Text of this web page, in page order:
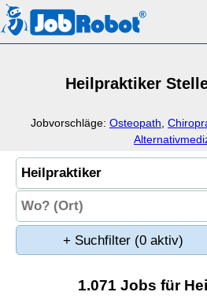
Heilpraktiker
Jobvorschläge: Osteopath
+ Suchfilter (0 aktiv)
1.071 Jobs für